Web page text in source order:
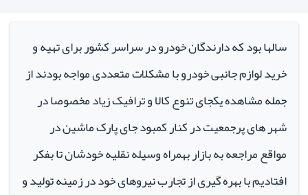
سالها بود که دارندگان خودرو در سراسر کشور برای تهیه و
خرید لوازم جانبی خودرو با مشکلات متعددی مواجه بودند از
جمله مشاهده یکجای تنوع کالا و ترافیک زیاد مخصوصا در
شهر های پرجمعیت در کنار کمبود جای پارک ماشین در
مواقع مراجعه به بازار بهمراه وسیله نقلیه خودشان تا بفکر
افتادیم با بهره گیری از تجارب نیروهای خود در زمینه تولید و